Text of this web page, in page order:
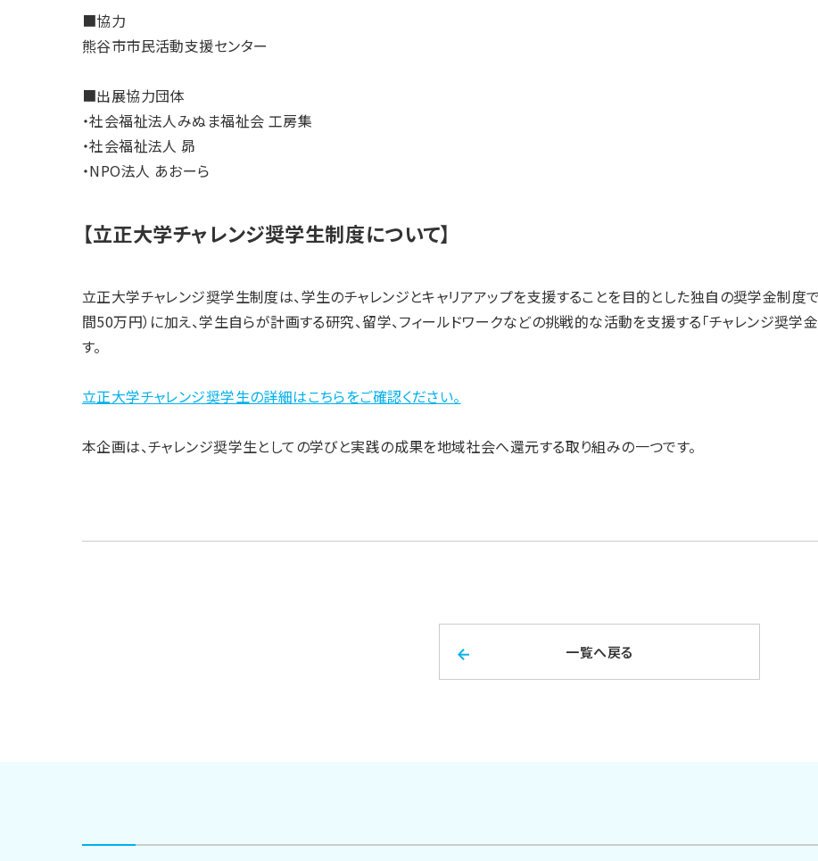
■協力
熊谷市市民活動支援センター
■出展協力団体
・社会福祉法人みぬま福祉会 工房集
・社会福祉法人 昴
・NPO法人 あおーら
【立正大学チャレンジ奨学生制度について】
立正大学チャレンジ奨学生制度は、学生のチャレンジとキャリアアップを支援することを目的とした独自の奨学金制度
間50万円）に加え、学生自らが計画する研究、留学、フィールドワークなどの挑戦的な活動を支援する「チャレンジ奨学
す。
立正大学チャレンジ奨学生の詳細はこちらをご確認ください。
本企画は、チャレンジ奨学生としての学びと実践の成果を地域社会へ還元する取り組みの一つです。
一覧へ戻る